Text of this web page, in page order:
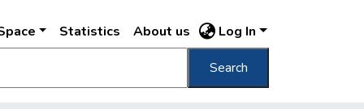
Statistics About us Log In
Search